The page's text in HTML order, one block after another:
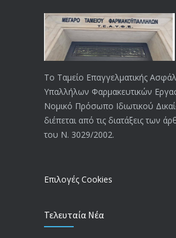
Το Ταμείο Επαγγελματικής
Υπαλλήλων Φαρμακευτικών
Νομικό Πρόσωπο Ιδιωτικού
διέπεται από τις διατάξεις των
του Ν. 3029/2002.
Επιλογές Cookies
Τελευταία Νέα